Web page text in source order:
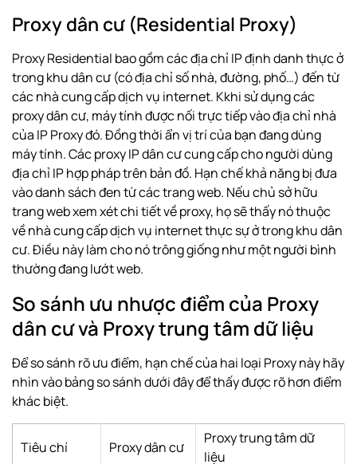
Proxy dân cư (Residential Proxy)
Proxy Residential bao gồm các địa chỉ IP định danh thực ở
trong khu dân cư (có địa chỉ số nhà, đường, phố…) đến từ
các nhà cung cấp dịch vụ internet. Kkhi sử dụng các
proxy dân cư, máy tính được nối trực tiếp vào địa chỉ nhà
của IP Proxy đó. Đồng thời ẩn vị trí của bạn đang dùng
máy tính. Các proxy IP dân cư cung cấp cho người dùng
địa chỉ IP hợp pháp trên bản đồ. Hạn chế khả năng bị đưa
vào danh sách đen từ các trang web. Nếu chủ sở hữu
trang web xem xét chi tiết về proxy, họ sẽ thấy nó thuộc
về nhà cung cấp dịch vụ internet thực sự ở trong khu dân
cư. Điều này làm cho nó trông giống như một người bình
thường đang lướt web.
So sánh ưu nhược điểm của Proxy
dân cư và Proxy trung tâm dữ liệu
Để so sánh rõ ưu điểm, hạn chế của hai loại Proxy này hãy
nhìn vào bảng so sánh dưới đây để thấy được rõ hơn điểm
khác biệt.
Tiêu chí Proxy dân cư
Proxy trung tâm dữ
liệu